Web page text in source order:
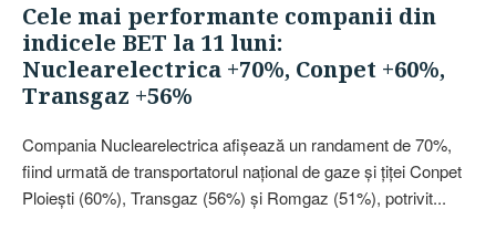
Cele mai performante companii din
indicele BET la 11 luni:
Nuclearelectrica +70%, Conpet +60%,
Transgaz +56%
Compania Nuclearelectrica afi­şează un randament de 70%,
fiind urmată de transportatorul naţional de gaze şi ţiţei Conpet
Ploieşti (60%), Transgaz (56%) şi Romgaz (51%), po­trivit...